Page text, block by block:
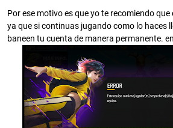
Por ese motivo es que yo te recomiendo
ya que si continuas jugando como lo haces
baneen tu cuenta de manera permanente.